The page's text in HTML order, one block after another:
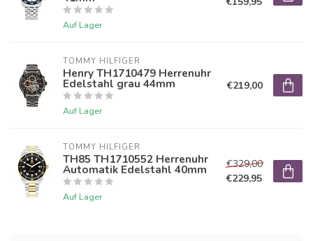
Auf Lager
TOMMY HILFIGER
Henry TH1710479 Herrenuhr
Edelstahl grau 44mm
Auf Lager
€219,00
TOMMY HILFIGER
TH85 TH1710552 Herrenuhr
Automatik Edelstahl 40mm
Auf Lager
€329,00
€229,95